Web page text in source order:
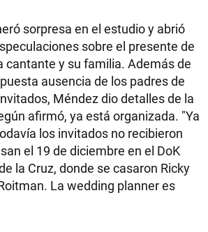
sorpresa en el estudio y abrió
sobre el presente de
cantante y su familia. Además de
ausencia de los padres de
Méndez dio detalles de la
afirmó, ya está organizada. "Ya
los invitados no recibieron
el 19 de diciembre en el DoK
la Cruz, donde se casaron Ricky
La wedding planner es